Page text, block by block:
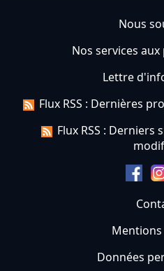
Nous
Nos services
Lettre
Flux RSS : Dernières
Flux RSS : Derniers
Mentions
Données